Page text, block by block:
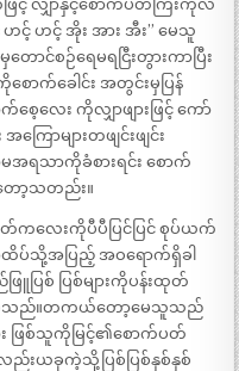
လျှာနှင့်စောက်ပတ်ကြီးကိုလိ
ဟင့် အိုး အား အီး” မေသူ
ောင်စဉ်ရေမရငြီးတွားကာပြီး
ာက်ခေါင်း အတွင်းမှပြန်
လေး ကိုလျှာဖျားဖြင့် ကော်
ာများတဖျင်းဖျင်း
အရသာကိုခံစားရင်း စောက်
ော့သတည်း။
ကလေးကိုပီပီပြင်ပြင် စုပ်ယက်
ပ်သို့အပြည့် အဝရောက်ရှိခါ
ြစ် ပြစ်များကိုပန်းထုတ်
လေသည်။တကယ်တော့မေသူသည်
ဖြစ်သူကိုမြင့်၏စောက်ပတ်
းယခုကဲ့သို့ပြစ်ပြစ်နှစ်နှစ်